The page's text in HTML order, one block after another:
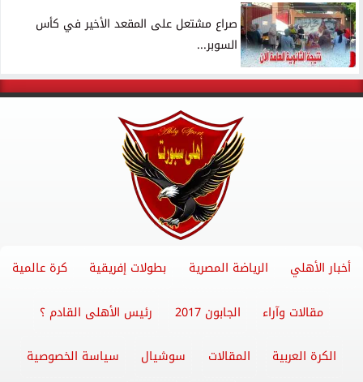
صراع مشتعل على المقعد الأخير في كأس
السوبر...
أخبار الأهلي الرياضة المصرية بطولات إفريقية كرة عالمية
مقالات وآراء الجابون 2017 رئيس الأهلى القادم ؟
الكرة العربية المقالات سوشيال سياسة الخصوصية